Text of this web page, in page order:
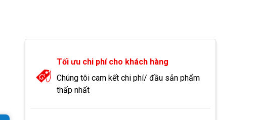
Tối ưu chi phí cho khách hàng
Chúng tôi cam kết chi phí/ đầu sản phẩm
thấp nhất